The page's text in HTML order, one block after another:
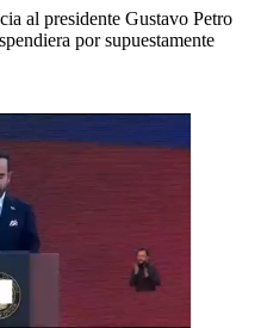
al presidente Gustavo Petro
por supuestamente